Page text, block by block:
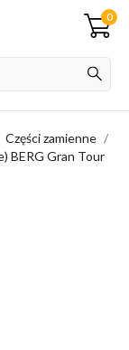
0
Części zamienne
BERG Gran Tour